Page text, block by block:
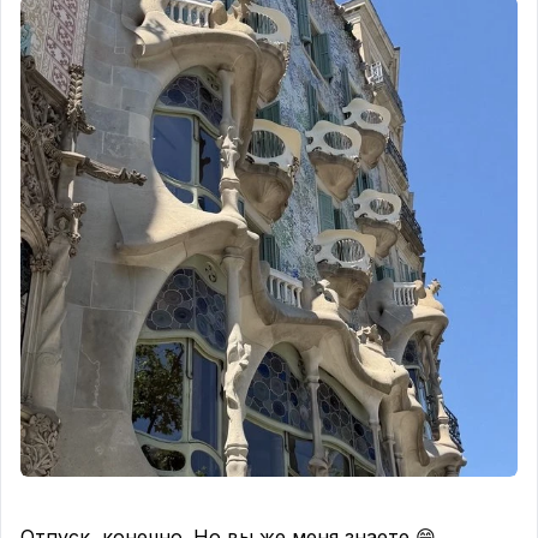
🏗 Кто строит
ГК ФСК. 20 лет на рынке, 132 сданных объекта.
Не самый гламурный девелопер — но один из
самых надёжных.
Разрешение на строительство получили в
феврале 2026-го.
Значит, деньги на эскроу уже работают, а не
лежат мёртвым грузом.
🏠 Что за продукт
Три башни. Каждая — отдельная архитектурная
история.
Потолки 3–3,55 м. Окна в пол. Виды — живые, не
нарисованные на рендере.
Двор закрытый — стена 5 метров по периметру,
водопад, ландшафт, лаунж с каминами.